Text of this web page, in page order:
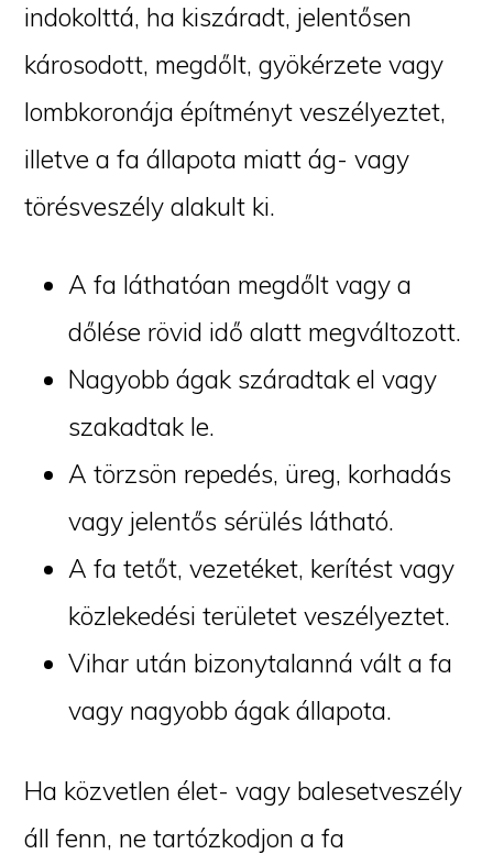
indokolttá, ha kiszáradt, jelentősen
károsodott, megdőlt, gyökérzete vagy
lombkoronája építményt veszélyeztet,
illetve a fa állapota miatt ág- vagy
törésveszély alakult ki.
A fa láthatóan megdőlt vagy a
dőlése rövid idő alatt megváltozott.
Nagyobb ágak száradtak el vagy
szakadtak le.
A törzsön repedés, üreg, korhadás
vagy jelentős sérülés látható.
A fa tetőt, vezetéket, kerítést vagy
közlekedési területet veszélyeztet.
Vihar után bizonytalanná vált a fa
vagy nagyobb ágak állapota.
Ha közvetlen élet- vagy balesetveszély
áll fenn, ne tartózkodjon a fa